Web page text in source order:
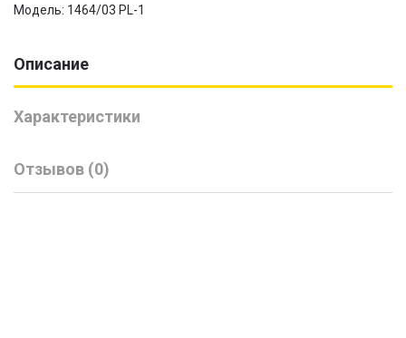
Модель: 1464/03 PL-1
Описание
Характеристики
Отзывов (0)